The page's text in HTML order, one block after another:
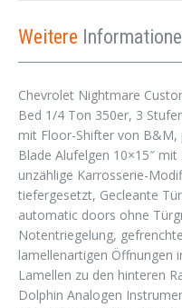
Weitere
Chevrolet Nightmare
Bed 1/4 Ton 350er, 3
mit Floor-Shifter von B&M,
Blade Alufelgen 10×15″
unzählige Karrosserie-
tiefergesetzt, Gecleante
automatic doors ohne
Notentriegelung,
lamellenartigen Öffnungen
Lamellen zu den hinteren
Dolphin Analogen